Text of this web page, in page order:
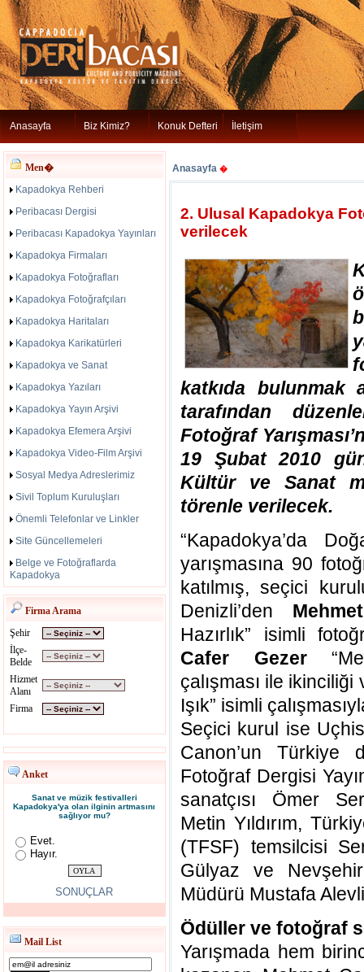
Anasayfa Biz Kimiz? Konuk Defteri İletişim
Men�
Kapadokya Rehberi
Peribacası Dergisi
Peribacası Kapadokya Yayınları
Kapadokya Firmaları
Kapadokya Fotoğrafları
Kapadokya Fotoğrafçıları
Kapadokya Haritaları
Kapadokya Karikatürleri
Kapadokya ve Sanat
Kapadokya Yazıları
Kapadokya Yayın Arşivi
Kapadokya Efemera Arşivi
Kapadokya Video-Film Arşivi
Sosyal Medya Adreslerimiz
Sivil Toplum Kuruluşları
Önemli Telefonlar ve Linkler
Site Güncellemeleri
Belge ve Fotoğraflarda
Kapadokya
Firma Arama
Şehir
İlçe-
Belde
Hizmet
Alanı
Firma
Anket
Sanat ve müzik festivalleri
Kapadokya'ya olan ilginin artmasını
sağlıyor mu?
Evet.
Hayır.
SONUÇLAR
Mail List
Anasayfa �
2. Ulusal Kapadokya
verilecek
katkıda bulunmak
tarafından
Fotoğraf
19 Şubat 2010
Kültür ve Sanat
törenle verilecek.
“Kapadokya’da
yarışmasına 90
katılmış, seçici
Denizli’den
Hazırlık” isimli
Cafer Gezer
çalışması ile
Işık” isimli
Seçici kurul ise
Canon’un Türkiye
Fotoğraf Dergisi
sanatçısı Ömer
Metin Yıldırım,
(TFSF) temsilcisi
Gülyaz ve
Müdürü Mustafa
Ödüller ve fotoğraf
Yarışmada hem